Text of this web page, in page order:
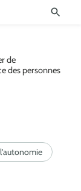
de
des personnes